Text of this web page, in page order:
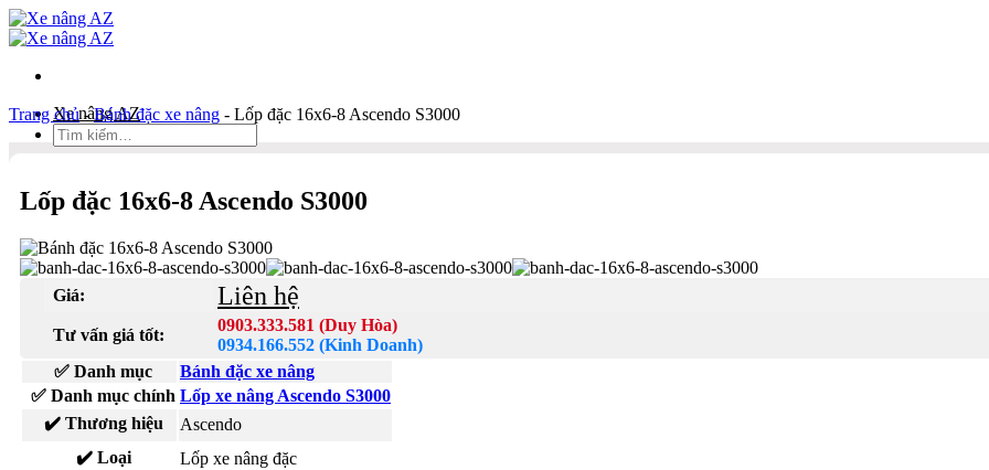
Bỏ
qua
dung
Xe nâng AZ
Tìm
kiếm:
Duy Hòa
0903 333 581
Kinh Doanh
0934 166 552
Bản đồ
kiếm:
Trang chủ-Bánh đặc xe nâng - Lốp đặc 16x6-8 Ascendo S3000
Lốp đặc 16x6-8 Ascendo S3000
Giá: Liên hệ
Tư vấn giá tốt:
0903.333.581 (Duy Hòa)
0934.166.552 (Kinh Doanh)
✅ Danh mục
Bánh đặc xe nâng
✅ Danh mục chính Lốp xe nâng Ascendo S3000
✔️ Thương hiệu
Ascendo
✔️ Loại
Lốp xe nâng đặc